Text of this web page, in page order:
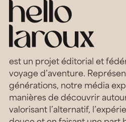
est un projet éditorial et
voyage d’aventure.
générations, notre média
manières de découvrir
valorisant l’alternatif,